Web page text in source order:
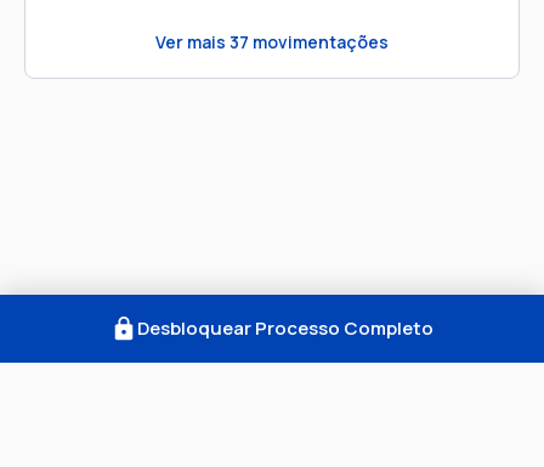
Ver mais 37 movimentações
Desbloquear Processo Completo